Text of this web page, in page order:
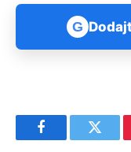
G
Facebook